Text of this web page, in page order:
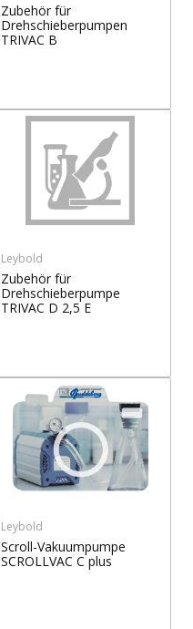
Zubehör für
Drehschieberpumpen
TRIVAC B
Leybold
Zubehör für
Drehschieberpumpe
TRIVAC D 2,5 E
Leybold
Scroll-Vakuumpumpe
SCROLLVAC C plus